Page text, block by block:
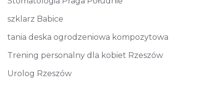
szklarz Babice
tania deska ogrodzeniowa kompozytowa
Trening personalny dla kobiet Rzeszów
Urolog Rzeszów